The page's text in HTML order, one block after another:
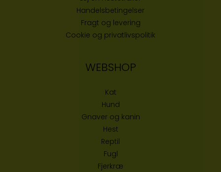
Handelsbetingelser
Fragt og levering
Cookie og privatlivspolitik
WEBSHOP
Kat
Hund
Gnaver og kanin
Hest
Reptil
Fugl
Fjerkræ